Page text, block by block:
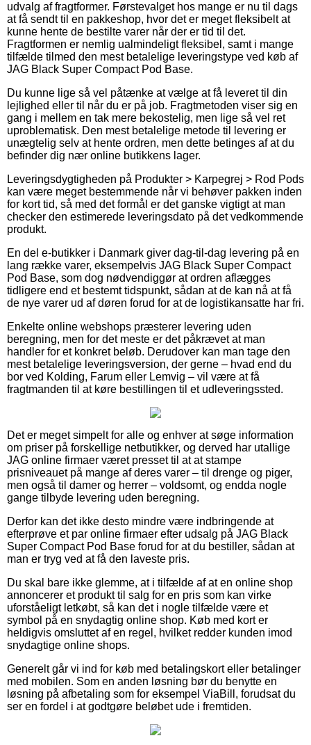
udvalg af fragtformer. Førstevalget hos mange er nu til dags
at få sendt til en pakkeshop, hvor det er meget fleksibelt at
kunne hente de bestilte varer når der er tid til det.
Fragtformen er nemlig ualmindeligt fleksibel, samt i mange
tilfælde tilmed den mest betalelige leveringstype ved køb af
JAG Black Super Compact Pod Base.
Du kunne lige så vel påtænke at vælge at få leveret til din
lejlighed eller til når du er på job. Fragtmetoden viser sig en
gang i mellem en tak mere bekostelig, men lige så vel ret
uproblematisk. Den mest betalelige metode til levering er
unægtelig selv at hente ordren, men dette betinges af at du
befinder dig nær online butikkens lager.
Leveringsdygtigheden på Produkter > Karpegrej > Rod Pods
kan være meget bestemmende når vi behøver pakken inden
for kort tid, så med det formål er det ganske vigtigt at man
checker den estimerede leveringsdato på det vedkommende
produkt.
En del e-butikker i Danmark giver dag-til-dag levering på en
lang række varer, eksempelvis JAG Black Super Compact
Pod Base, som dog nødvendiggør at ordren aflægges
tidligere end et bestemt tidspunkt, sådan at de kan nå at få
de nye varer ud af døren forud for at de logistikansatte har fri.
Enkelte online webshops præsterer levering uden
beregning, men for det meste er det påkrævet at man
handler for et konkret beløb. Derudover kan man tage den
mest betalelige leveringsversion, der gerne – hvad end du
bor ved Kolding, Farum eller Lemvig – vil være at få
fragtmanden til at køre bestillingen til et udleveringssted.
Det er meget simpelt for alle og enhver at søge information
om priser på forskellige netbutikker, og derved har utallige
JAG online firmaer været presset til at at stampe
prisniveauet på mange af deres varer – til drenge og piger,
men også til damer og herrer – voldsomt, og endda nogle
gange tilbyde levering uden beregning.
Derfor kan det ikke desto mindre være indbringende at
efterprøve et par online firmaer efter udsalg på JAG Black
Super Compact Pod Base forud for at du bestiller, sådan at
man er tryg ved at få den laveste pris.
Du skal bare ikke glemme, at i tilfælde af at en online shop
annoncerer et produkt til salg for en pris som kan virke
uforståeligt letkøbt, så kan det i nogle tilfælde være et
symbol på en snydagtig online shop. Køb med kort er
heldigvis omsluttet af en regel, hvilket redder kunden imod
snydagtige online shops.
Generelt går vi ind for køb med betalingskort eller betalinger
med mobilen. Som en anden løsning bør du benytte en
løsning på afbetaling som for eksempel ViaBill, forudsat du
ser en fordel i at godtgøre beløbet ude i fremtiden.